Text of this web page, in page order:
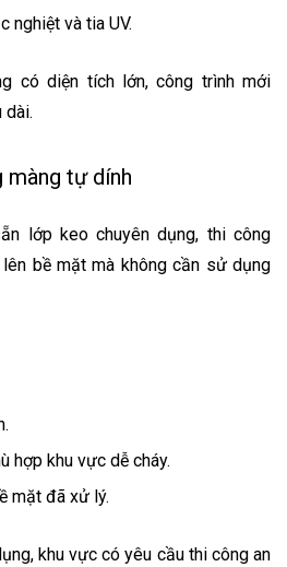
nghiệt và tia UV.
có diện tích lớn, công trình mới
dài.
màng tự dính
lớp keo chuyên dụng, thi công
bề mặt mà không cần sử dụng
hợp khu vực dễ cháy.
mặt đã xử lý.
khu vực có yêu cầu thi công an